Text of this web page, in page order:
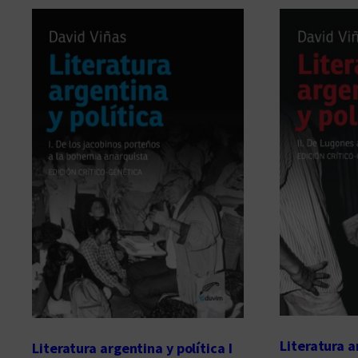
Literatura argentina y política I Literatura